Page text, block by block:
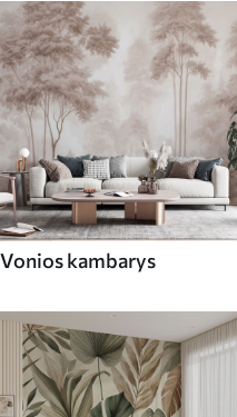
Vonios kambarys